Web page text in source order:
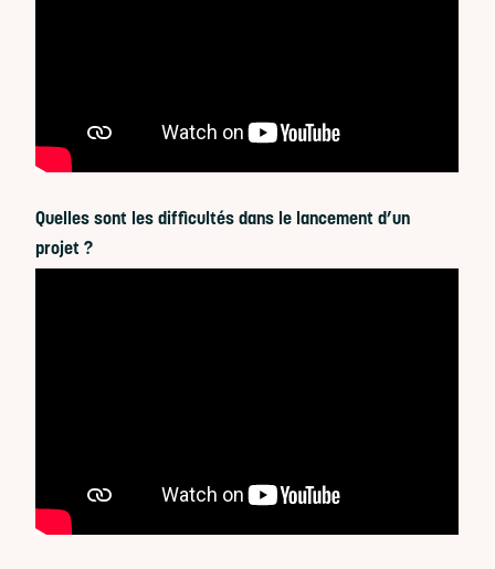
Quelles sont les difficultés dans le lancement d’un
projet ?